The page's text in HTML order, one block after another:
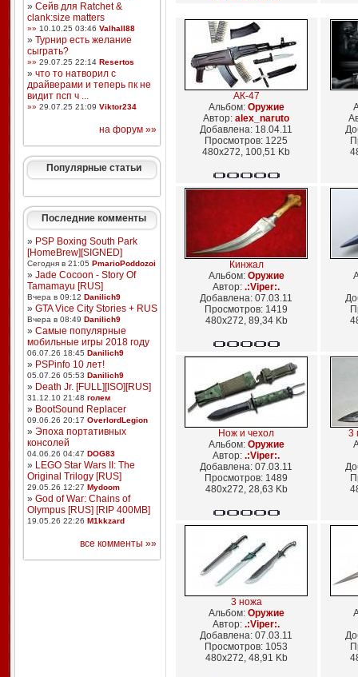
» Сейв для Ratchet &
clank:size matters
»» 10.10.25 03:46 Valhall88
» Турнир есть желание
сыграть?
»» 29.07.25 22:14 Resertos
» что то натворил с
драйверами и теперь пк не
видит псп ч ...
»» 29.07.25 21:09 Viktor234
на форум »»
Популярные статьи
Последние комменты
» PSP Boxing South Park
[HomeBrew][SIGNED]
Сегодня в 21:05 PmarioPoddozoi
» Jade Cocoon - Story Of
Tamamayu [RUS]
Вчера в 09:12 Danilich9
» GTA Vice City Stories + RUS
Вчера в 08:49 Danilich9
» Самые популярные
мобильные игры 2018 году
06.07.26 18:45 Danilich9
» PSPinfo 10 лет!
05.07.26 05:53 Danilich9
» Death Jr. [FULL][ISO][RUS]
31.12.10 21:48 голем
» BootSound Replacer
09.06.26 20:17 OverlordLegion
» Эпоха портативных
консолей
04.06.26 04:47 DOG83
» LEGO Star Wars II: The
Original Trilogy [RUS]
29.05.26 12:27 Mydoom
» God of War: Chains of
Olympus [RUS] [RIP 400MB]
19.05.26 22:26 M1kkzard
все комменты »»
АК-47
Альбом: Оружие
Автор: alex_naruto
Добавлена: 18.04.11
Просмотров: 1225
480x272, 100,51 Kb
Кинжал
Альбом: Оружие
Автор: .:Viper:.
Добавлена: 07.03.11
Просмотров: 1419
480x272, 89,34 Kb
Нож и чехол
Альбом: Оружие
Автор: .:Viper:.
Добавлена: 07.03.11
Просмотров: 1489
480x272, 28,63 Kb
3
3 ножа
Альбом: Оружие
Автор: .:Viper:.
Добавлена: 07.03.11
Просмотров: 1053
480x272, 48,91 Kb